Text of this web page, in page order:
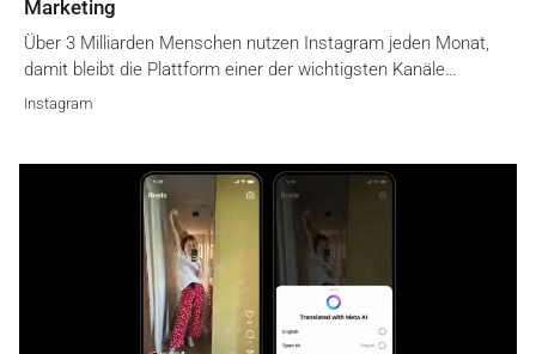
Marketing
Über 3 Milliarden Menschen nutzen Instagram jeden Monat,
damit bleibt die Plattform einer der wichtigsten Kanäle…
Instagram